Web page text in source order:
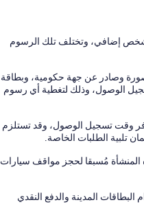
إضافي، وتختلف تلك الرسوم
وصادر عن جهة حكومية، وبطاقة
الوصول، وذلك لتغطية أي رسوم
وقت تسجيل الوصول، وقد تستلزم
تلبية الطلبات الخاصة.
المنشأة مُسبقا لحجز مواقف سيارات
البطاقات المدينة والدفع النقدي